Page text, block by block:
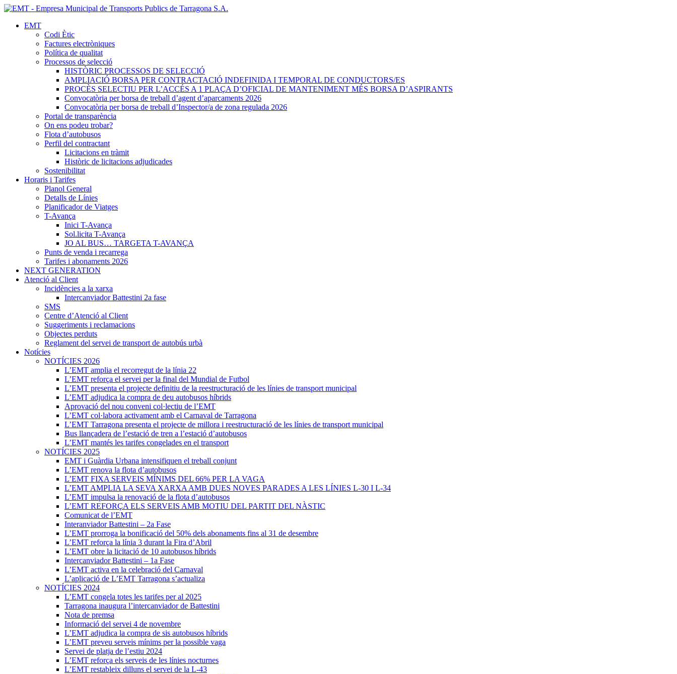
EMT
Codi Ètic
Factures electròniques
Política de qualitat
Processos de selecció
HISTÒRIC PROCESSOS DE SELECCIÓ
AMPLIACIÓ BORSA PER CONTRACTACIÓ INDEFINIDA I TEMPORAL DE CONDUCTORS/ES
PROCÈS SELECTIU PER L’ACCÉS A 1 PLAÇA D’OFICIAL DE MANTENIMENT MÉS BORSA D’ASPIRANTS
Convocatòria per borsa de treball d’agent d’aparcaments 2026
Convocatòria per borsa de treball d’Inspector/a de zona regulada 2026
Portal de transparència
On ens podeu trobar?
Flota d’autobusos
Perfil del contractant
Licitacions en tràmit
Històric de licitacions adjudicades
Sostenibilitat
Horaris i Tarifes
Planol General
Detalls de Línies
Planificador de Viatges
T-Avança
Inici T-Avança
Sol.licita T-Avança
JO AL BUS… TARGETA T-AVANÇA
Punts de venda i recarrega
Tarifes i abonaments 2026
NEXT GENERATION
Atenció al Client
Incidències a la xarxa
Intercanviador Battestini 2a fase
SMS
Centre d’Atenció al Client
Suggeriments i reclamacions
Objectes perduts
Reglament del servei de transport de autobús urbà
Notícies
NOTÍCIES 2026
L’EMT amplia el recorregut de la línia 22
L’EMT reforça el servei per la final del Mundial de Futbol
L’EMT presenta el projecte definitiu de la reestructuració de les línies de transport municipal
L’EMT adjudica la compra de deu autobusos híbrids
Aprovació del nou conveni col·lectiu de l’EMT
L’EMT col·labora activament amb el Carnaval de Tarragona
L’EMT Tarragona presenta el projecte de millora i reestructuració de les línies de transport municipal
Bus llançadera de l’estació de tren a l’estació d’autobusos
L’EMT mantés les tarifes congelades en el transport
NOTÍCIES 2025
EMT i Guàrdia Urbana intensifiquen el treball conjunt
L’EMT renova la flota d’autobusos
L’EMT FIXA SERVEIS MÍNIMS DEL 66% PER LA VAGA
L’EMT AMPLIA LA SEVA XARXA AMB DUES NOVES PARADES A LES LÍNIES L-30 I L-34
L’EMT impulsa la renovació de la flota d’autobusos
L’EMT REFORÇA ELS SERVEIS AMB MOTIU DEL PARTIT DEL NÀSTIC
Comunicat de l’EMT
Interanviador Battestini – 2a Fase
L’EMT prorroga la bonificació del 50% dels abonaments fins al 31 de desembre
L’EMT reforça la línia 3 durant la Fira d’Abril
L’EMT obre la licitació de 10 autobusos híbrids
Intercanviador Battestini – 1a Fase
L’EMT activa en la celebració del Carnaval
L’aplicació de L’EMT Tarragona s’actualiza
NOTÍCIES 2024
L’EMT congela totes les tarifes per al 2025
Tarragona inaugura l’intercanviador de Battestini
Nota de premsa
Informació del servei 4 de novembre
L’EMT adjudica la compra de sis autobusos híbrids
L’EMT preveu serveis mínims per la possible vaga
Servei de platja de l’estiu 2024
L’EMT reforça els serveis de les línies nocturnes
L’EMT restableix dilluns el servei de la L-43